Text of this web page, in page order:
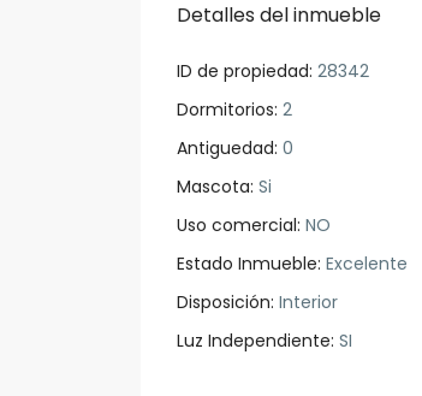
Detalles del inmueble
ID de propiedad: 28342
Dormitorios: 2
Antiguedad: 0
Mascota: Si
Uso comercial: NO
Estado Inmueble: Excelente
Disposición: Interior
Luz Independiente: SI